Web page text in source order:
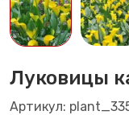
Луковицы
Артикул: